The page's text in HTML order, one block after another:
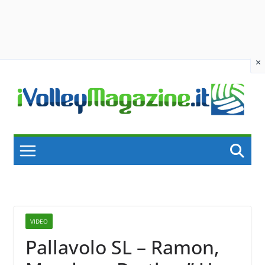
×
content
VIDEO
Pallavolo SL – Ramon,